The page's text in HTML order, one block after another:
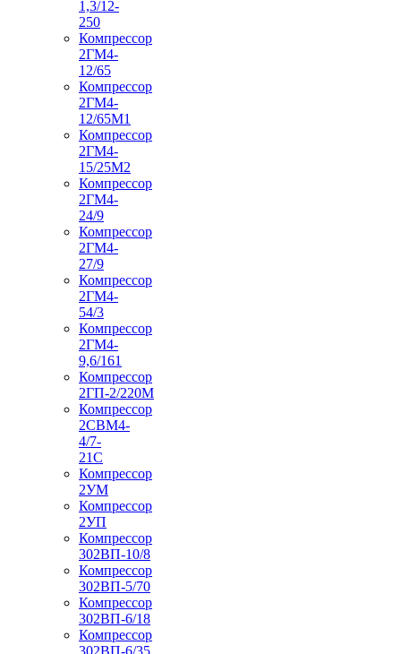
1,3/12-
250
Компрессор
2ГМ4-
12/65
Компрессор
2ГМ4-
12/65М1
Компрессор
2ГМ4-
15/25М2
Компрессор
2ГМ4-
24/9
Компрессор
2ГМ4-
27/9
Компрессор
2ГМ4-
54/3
Компрессор
2ГМ4-
9,6/161
Компрессор
2ГП-2/220М
Компрессор
2СВМ4-
4/7-
21С
Компрессор
2УМ
Компрессор
2УП
Компрессор
302ВП-10/8
Компрессор
302ВП-5/70
Компрессор
302ВП-6/18
Компрессор